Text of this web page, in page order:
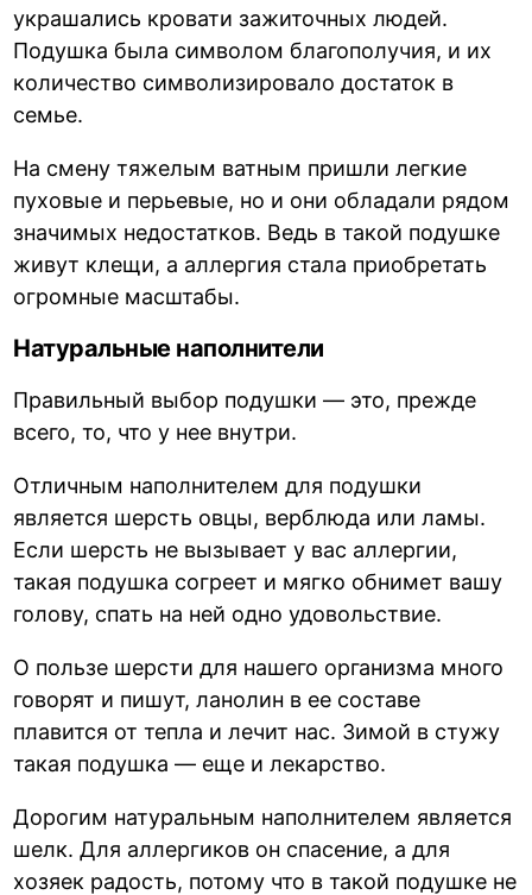
украшались кровати зажиточных людей.
Подушка была символом благополучия, и их
количество символизировало достаток в
семье.
На смену тяжелым ватным пришли легкие
пуховые и перьевые, но и они обладали рядом
значимых недостатков. Ведь в такой подушке
живут клещи, а аллергия стала приобретать
огромные масштабы.
Натуральные наполнители
Правильный выбор подушки — это, прежде
всего, то, что у нее внутри.
Отличным наполнителем для подушки
является шерсть овцы, верблюда или ламы.
Если шерсть не вызывает у вас аллергии,
такая подушка согреет и мягко обнимет вашу
голову, спать на ней одно удовольствие.
О пользе шерсти для нашего организма много
говорят и пишут, ланолин в ее составе
плавится от тепла и лечит нас. Зимой в стужу
такая подушка — еще и лекарство.
Дорогим натуральным наполнителем является
шелк. Для аллергиков он спасение, а для
хозяек радость, потому что в такой подушке не